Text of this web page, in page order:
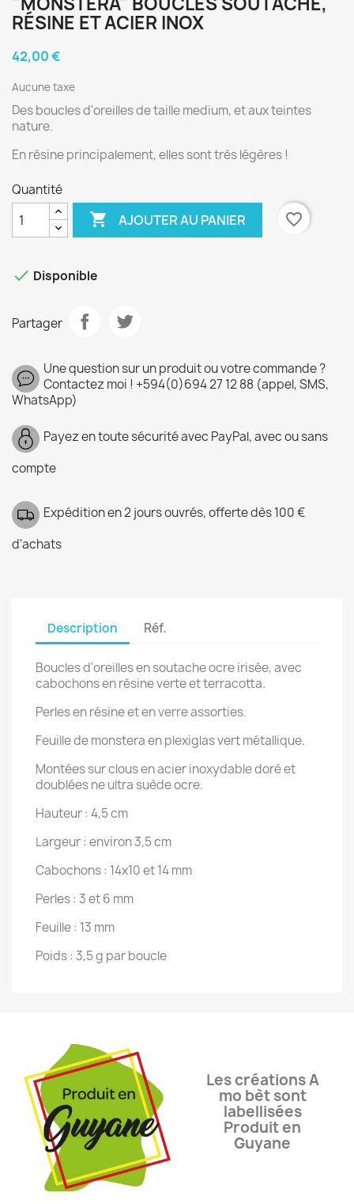
RÉSINE ET ACIER INOX
42,00 €
Aucune taxe
Des boucles d'oreilles de taille medium, et aux teintes
nature.
En résine principalement, elles sont très légères !
Quantité
 AJOUTER AU PANIER favorite_border
 Disponible
Partager
Une question sur un produit ou votre commande ?
Contactez moi ! +594(0)694 27 12 88 (appel, SMS,
WhatsApp)
Payez en toute sécurité avec PayPal, avec ou sans
compte
Expédition en 2 jours ouvrés, offerte dès 100 €
d'achats
Description Réf.
Boucles d'oreilles en soutache ocre irisée, avec
cabochons en résine verte et terracotta.
Perles en résine et en verre assorties.
Feuille de monstera en plexiglas vert métallique.
Montées sur clous en acier inoxydable doré et
doublées ne ultra suède ocre.
Hauteur : 4,5 cm
Largeur : environ 3,5 cm
Cabochons : 14x10 et 14 mm
Perles : 3 et 6 mm
Feuille : 13 mm
Poids : 3,5 g par boucle
Les créations A
mo bèt sont
labellisées
Produit en
Guyane